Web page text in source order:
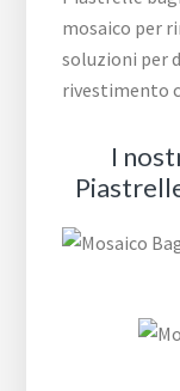
mosaico per
soluzioni per
rivestimento
I